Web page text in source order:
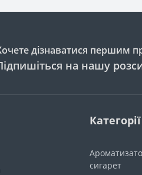
дізнаватися першим
на нашу
Категорії
сигарет